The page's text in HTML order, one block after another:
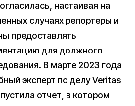
настаивая на
случаях репортеры и
предоставлять
для должного
В марте 2023 года
эксперт по делу Veritas
отчет, в котором